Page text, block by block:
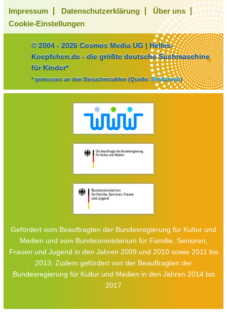
Impressum Datenschutzerklärung
Über uns
Cookie-Einstellungen
© 2004 - 2026 Cosmos Media UG | Helles-
Koepfchen.de - die größte deutsche Suchmaschine
für Kinder*
* gemessen an den Besucherzahlen (Quelle: Similarweb)
Gefördert vom Beauftragten der Bundesregierung für Kultur und
Medien und vom Bundesministerium für Familie, Senioren,
Frauen und Jugend in den Jahren 2009 und 2010 sowie 2011 bis
2013; Zudem gefördert von der Beauftragten der
Bundesregierung für Kultur und Medien in den Jahren 2014 bis
2017